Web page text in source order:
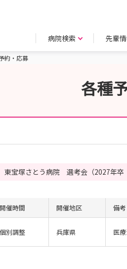
病院検索 先輩
約・応募
各種
東宝塚さとう病院 選考会（2027年卒
開催時間 開催地区 備考
個別調整 兵庫県 医